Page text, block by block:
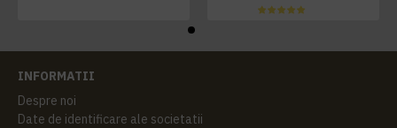
INFORMATII
Despre noi
Date de identificare ale societatii